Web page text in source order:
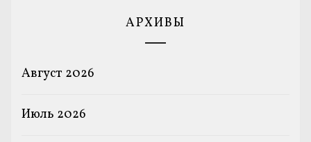
АРХИВЫ
Август 2026
Июль 2026